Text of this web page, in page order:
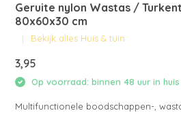
Geruite nylon Wastas /
80x60x30 cm
Bekijk alles Huis & tuin
3,95
Op voorraad: binnen 48 uur in huis
Multifunctionele boodschappen-,